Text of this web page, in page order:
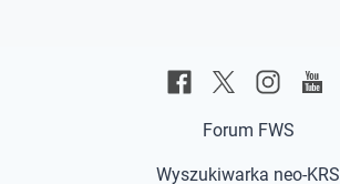
Forum FWS
Wyszukiwarka neo-KRS